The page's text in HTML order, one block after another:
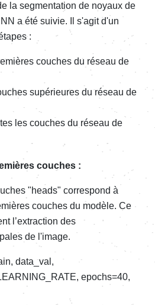
la segmentation de noyaux de
a été suivie. Il s'agit d'un
:
couches du réseau de
supérieures du réseau de
les couches du réseau de
couches :
"heads" correspond à
couches du modèle. Ce
l’extraction des
de l'image.
data_val,
epochs=40,